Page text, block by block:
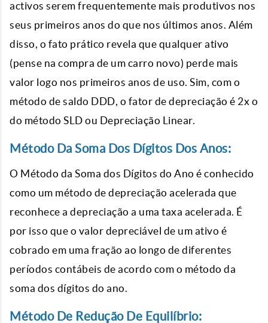
activos serem frequentemente mais produtivos nos
seus primeiros anos do que nos últimos anos. Além
disso, o fato prático revela que qualquer ativo
(pense na compra de um carro novo) perde mais
valor logo nos primeiros anos de uso. Sim, com o
método de saldo DDD, o fator de depreciação é 2x o
do método SLD ou Depreciação Linear.
Método Da Soma Dos Dígitos Dos Anos:
O Método da Soma dos Dígitos do Ano é conhecido
como um método de depreciação acelerada que
reconhece a depreciação a uma taxa acelerada. É
por isso que o valor depreciável de um ativo é
cobrado em uma fração ao longo de diferentes
períodos contábeis de acordo com o método da
soma dos dígitos do ano.
Método De Redução De Equilíbrio: